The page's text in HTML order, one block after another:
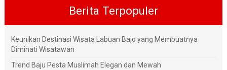
Berita Terpopuler
Keunikan Destinasi Wisata Labuan Bajo yang Membuatnya
Diminati Wisatawan
Trend Baju Pesta Muslimah Elegan dan Mewah